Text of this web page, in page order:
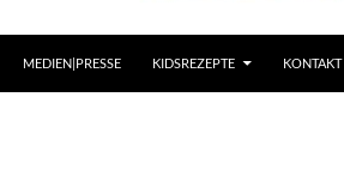
MEDIEN|PRESSE KIDSREZEPTE KONTAKT